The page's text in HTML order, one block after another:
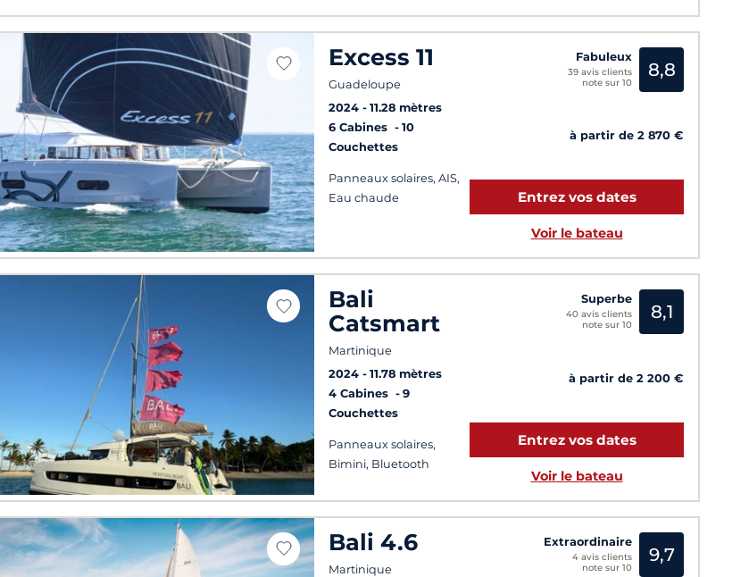
Excess 11
Guadeloupe
2024
11.28 mètres
6 Cabines
10
Couchettes
Panneaux solaires, AIS,
Eau chaude
Fabuleux
39 avis clients
note sur 10
8,8
à partir de 2 870 €
Entrez vos dates
Voir le bateau
Bali
Catsmart
Martinique
2024
11.78 mètres
4 Cabines
9
Couchettes
Panneaux solaires,
Bimini, Bluetooth
Superbe
40 avis clients
note sur 10
8,1
à partir de 2 200 €
Entrez vos dates
Voir le bateau
Bali 4.6
Martinique
Extraordinaire
4 avis clients
note sur 10
9,7